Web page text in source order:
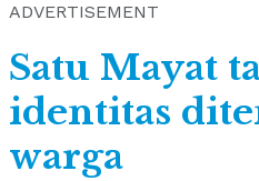
ADVERTISEMENT
Satu Mayat
identitas
warga